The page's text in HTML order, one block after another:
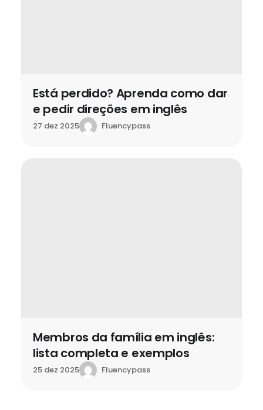
Está perdido? Aprenda como dar
e pedir direções em inglês
27 dez 2025 Fluencypass
Membros da família em inglês:
lista completa e exemplos
25 dez 2025 Fluencypass